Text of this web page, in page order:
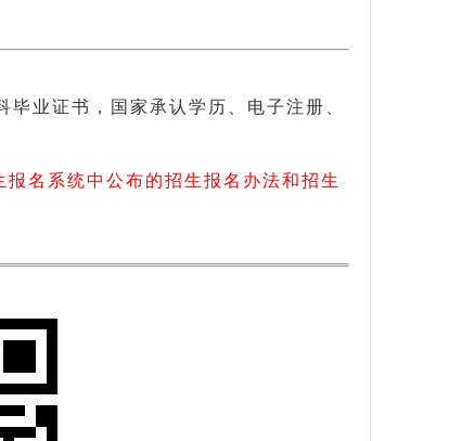
业证书，国家承认学历、电子注册、
名系统中公布的招生报名办法和招生